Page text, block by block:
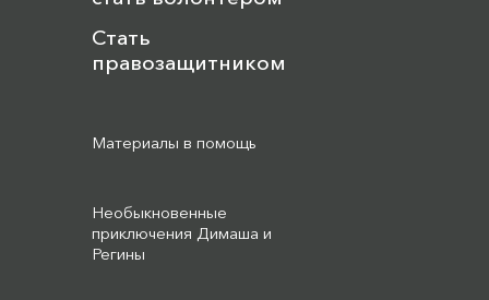
Стать
правозащитником
Материалы в помощь
Необыкновенные
приключения Димаша и
Регины